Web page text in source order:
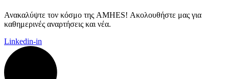
Ανακαλύψτε τον κόσμο της AMHES! Ακολουθήστε μας για
καθημερινές αναρτήσεις και νέα.
Linkedin-in